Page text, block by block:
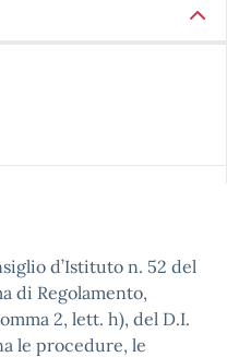
d’Istituto n. 52 del
di Regolamento,
2, lett. h), del D.I.
le procedure, le